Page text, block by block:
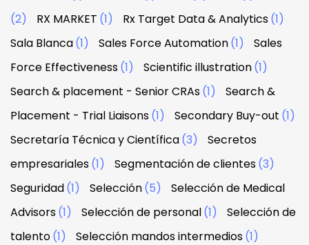
(2)
RX MARKET (1) Rx Target Data & Analytics(1)
Sala Blanca(1) Sales Force Automation(1)
Sales
Force Effectiveness(1) Scientific illustration(1)
Search & placement - Senior CRAs(1)
Search &
Placement - Trial Liaisons(1) Secondary Buy-out (1)
Secretaría Técnica y Científica(3)
Secretos
empresariales(1) Segmentación de clientes(3)
Seguridad(1) Selección(5)
Selección de Medical
Advisors(1) Selección de personal(1)
Selección de
talento(1) Selección mandos intermedios(1)